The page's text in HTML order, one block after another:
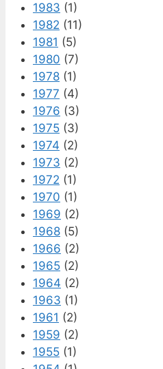
1983 (1)
1982 (11)
1981 (5)
1980 (7)
1978 (1)
1977 (4)
1976 (3)
1975 (3)
1974 (2)
1973 (2)
1972 (1)
1970 (1)
1969 (2)
1968 (5)
1966 (2)
1965 (2)
1964 (2)
1963 (1)
1961 (2)
1959 (2)
1955 (1)